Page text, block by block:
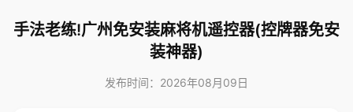
手法老练!广州免安装麻将机遥控器(控牌器免安
装神器)
发布时间：2026年08月09日